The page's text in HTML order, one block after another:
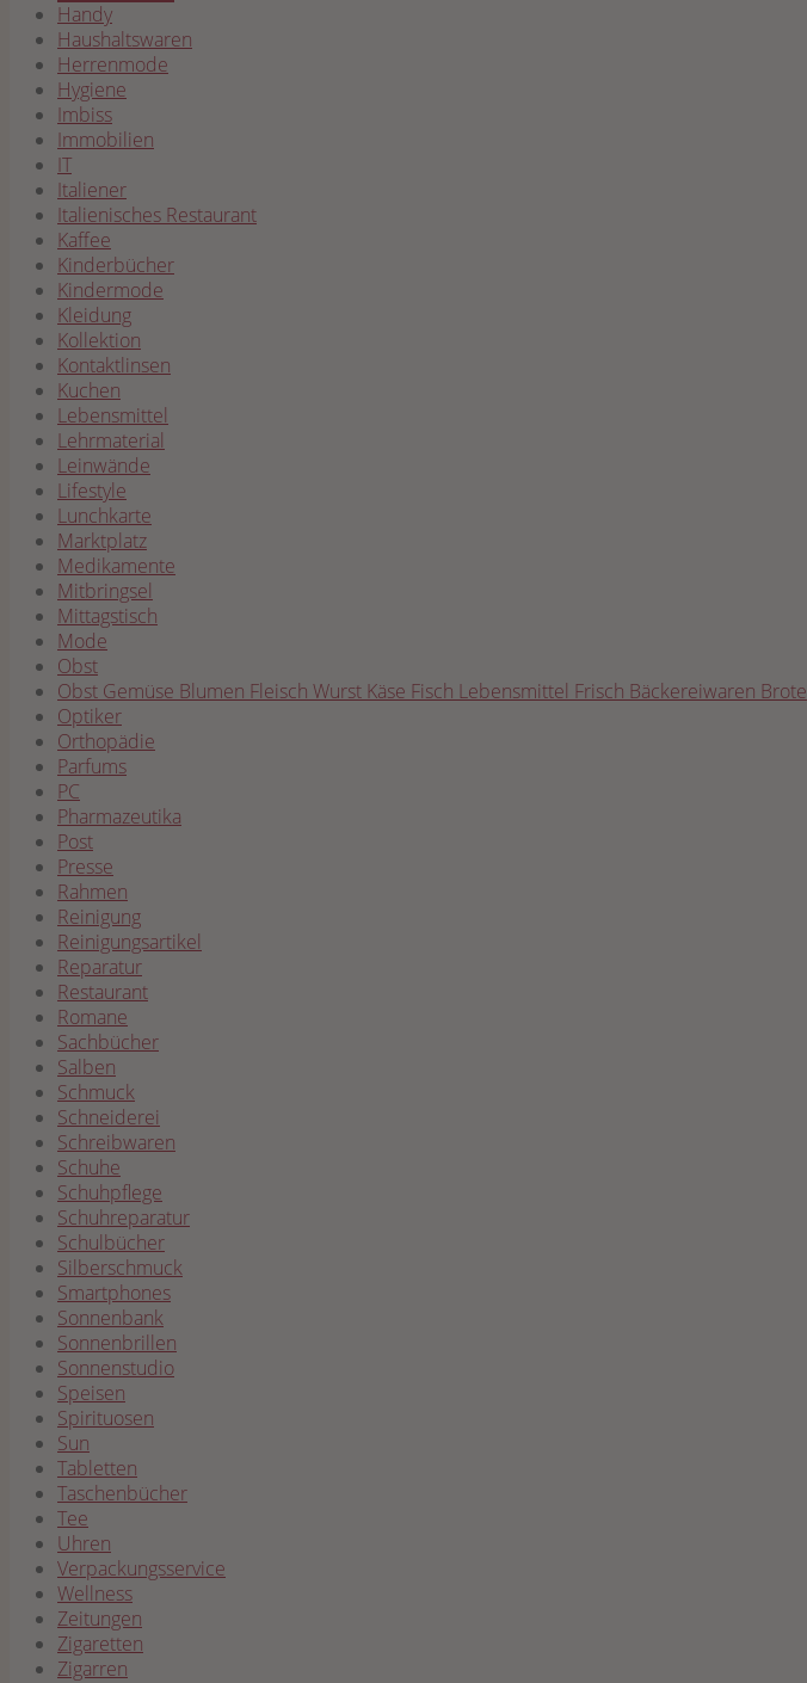
Handy
Haushaltswaren
Herrenmode
Hygiene
Imbiss
Immobilien
IT
Italiener
Italienisches Restaurant
Kaffee
Kinderbücher
Kindermode
Kleidung
Kollektion
Kontaktlinsen
Kuchen
Lebensmittel
Lehrmaterial
Leinwände
Lifestyle
Lunchkarte
Marktplatz
Medikamente
Mitbringsel
Mittagstisch
Mode
Obst
Obst Gemüse Blumen Fleisch Wurst Käse Fisch Lebensmittel Frisch Bäckereiwaren Brote
Optiker
Orthopädie
Parfums
PC
Pharmazeutika
Post
Presse
Rahmen
Reinigung
Reinigungsartikel
Reparatur
Restaurant
Romane
Sachbücher
Salben
Schmuck
Schneiderei
Schreibwaren
Schuhe
Schuhpflege
Schuhreparatur
Schulbücher
Silberschmuck
Smartphones
Sonnenbank
Sonnenbrillen
Sonnenstudio
Speisen
Spirituosen
Sun
Tabletten
Taschenbücher
Tee
Uhren
Verpackungsservice
Wellness
Zeitungen
Zigaretten
Zigarren